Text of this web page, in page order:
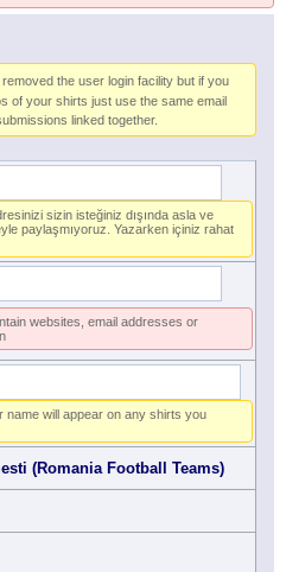
the user login facility but if you
of your shirts just use the same email
linked together.
sizin isteğiniz dışında asla ve
paylaşmıyoruz. Yazarken içiniz rahat
websites, email addresses or
name will appear on any shirts you
(Romania Football Teams)